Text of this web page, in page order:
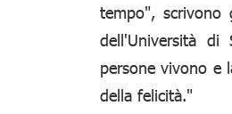
tempo", scrivono
dell'Università
persone vivono e
della felicità."